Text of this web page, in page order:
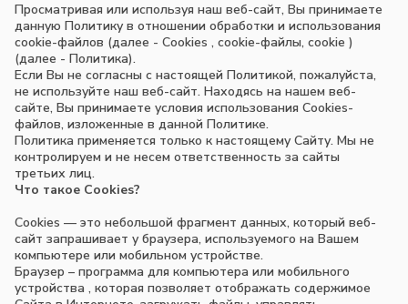
Просматривая или используя наш веб-сайт, Вы принимаете
данную Политику в отношении обработки и использования
cookie-файлов (далее - Сookies , cookie-файлы, cookie )
(далее - Политика).
Если Вы не согласны с настоящей Политикой, пожалуйста,
не используйте наш веб-сайт. Находясь на нашем веб-
сайте, Вы принимаете условия использования Cookies-
файлов, изложенные в данной Политике.
Политика применяется только к настоящему Сайту. Мы не
контролируем и не несем ответственность за сайты
третьих лиц.
Что такое Сookies?
Сookies — это небольшой фрагмент данных, который веб-
сайт запрашивает у браузера, используемого на Вашем
компьютере или мобильном устройстве.
Браузер – программа для компьютера или мобильного
устройства , которая позволяет отображать содержимое